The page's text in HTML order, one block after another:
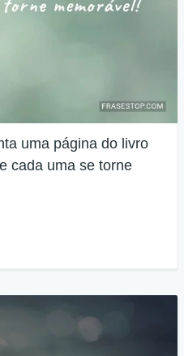
uma página do livro
cada uma se torne